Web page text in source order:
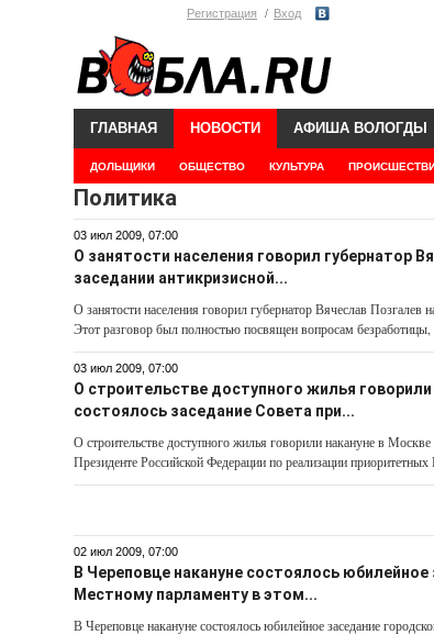
Регистрация Вход
ГЛАВНАЯ НОВОСТИ
ДОЛЬЩИКИ ОБЩЕСТВО КУЛЬТУРА
АФИША ВОЛОГДЫ
Политика
03 июл 2009, 07:00
О занятости населения говорил губернатор
заседании антикризисной...
О занятости населения говорил губернатор Вячеслав Позгалев
Этот разговор был полностью посвящен вопросам
03 июл 2009, 07:00
О строительстве доступного жилья
состоялось заседание Совета при...
О строительстве доступного жилья говорили накануне в Москве
Президенте Российской Федерации по реализации
02 июл 2009, 07:00
В Череповце накануне состоялось
Местному парламенту в этом...
В Череповце накануне состоялось юбилейное заседание